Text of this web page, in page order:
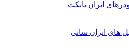
ایران بابکت
های ایران سانی